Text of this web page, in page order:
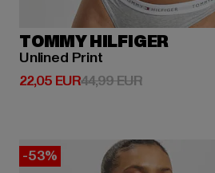
TOMMY HILFIGER
Unlined Print
22,05 EUR
Derzeitiger Preis: 22,05 EUR
44,99 EUR
-53%